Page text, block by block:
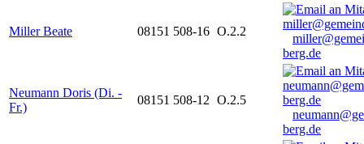
Miller Beate 08151 508-16 O.2.2
berg.de
Neumann Doris (Di. -
Fr.)
08151 508-12 O.2.5
berg.de